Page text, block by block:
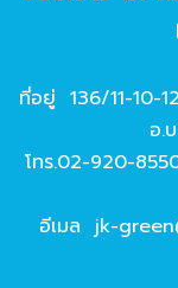
ที่อยู่ 136/11-10-
อ.
โทร.02-920-
อีเมล jk-